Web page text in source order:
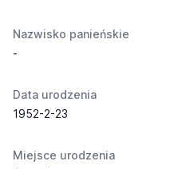
Nazwisko panieńskie
-
Data urodzenia
1952-2-23
Miejsce urodzenia